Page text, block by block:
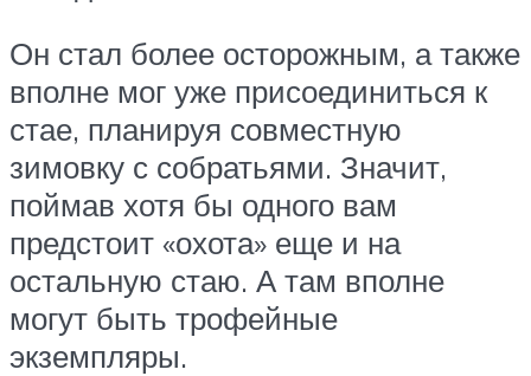
Он стал более осторожным, а также
вполне мог уже присоединиться к
стае, планируя совместную
зимовку с собратьями. Значит,
поймав хотя бы одного вам
предстоит «охота» еще и на
остальную стаю. А там вполне
могут быть трофейные
экземпляры.